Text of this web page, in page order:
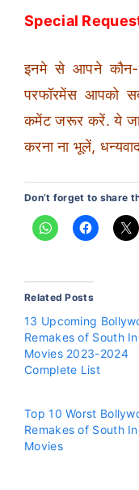
Special
इनमे से आपने कौन-
परफॉरमेंस आपको
कमेंट जरूर करें. ये
करना ना भूलें,
Don’t forget to share
Related Posts
13 Upcoming
Remakes of South
Movies 2023-2024
Complete List
Top 10 Worst
Remakes of South
Movies